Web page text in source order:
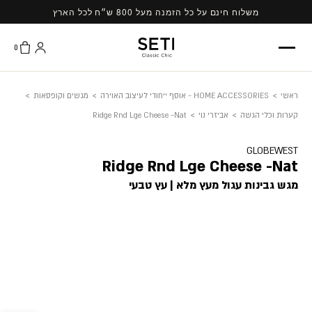
content
משלוח חינם על כל הזמנה מעל 800 ש״ח לכל הארץ
0
ראשי > HOME ACCESSORIES - אוסף ייחודי לעיצוב האוירה > מגשים וקופסאות >
קערות וכלי הגשה > אביזרי נוי >
Ridge Rnd Lge Cheese -Nat
GLOBEWEST
Ridge Rnd Lge Cheese -Nat
מגש גבינות עגול מעץ מלא | עץ טבעי